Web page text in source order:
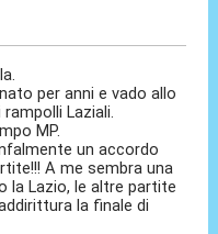
per anni e vado allo
Laziali.
MP.
un accordo
A me sembra una
la Lazio, le altre partite
la finale di